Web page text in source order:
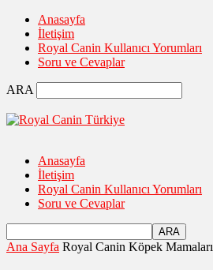
Anasayfa
İletişim
Royal Canin Kullanıcı Yorumları
Soru ve Cevaplar
ARA
Anasayfa
İletişim
Royal Canin Kullanıcı Yorumları
Soru ve Cevaplar
Ana Sayfa Royal Canin Köpek Mamaları